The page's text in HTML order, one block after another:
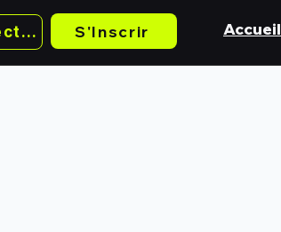
Se Connecter S'Inscrir Accueil